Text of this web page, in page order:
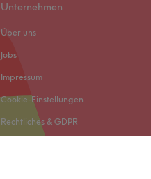
Unternehmen
Über uns
Jobs
Impressum
Cookie-Einstellungen
Rechtliches & GDPR